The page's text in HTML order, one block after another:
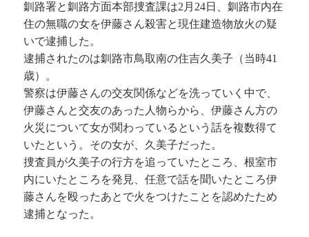
釧路署と釧路方面本部捜査課は2月24日、釧路市内在
住の無職の女を伊藤さん殺害と現住建造物放火の疑
いで逮捕した。
逮捕されたのは釧路市鳥取南の住吉久美子（当時41
歳）。
警察は伊藤さんの交友関係などを洗っていく中で、
伊藤さんと交友のあった人物らから、伊藤さん方の
火災について女が関わっているという話を複数得て
いたという。その女が、久美子だった。
捜査員が久美子の行方を追っていたところ、根室市
内にいたところを発見、任意で話を聞いたところ伊
藤さんを殴ったあとで火をつけたことを認めたため
逮捕となった。